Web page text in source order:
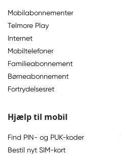
Mobilabonnementer
Telmore Play
Internet
Mobiltelefoner
Familieabonnement
Børneabonnement
Fortrydelsesret
Hjælp til mobil
Find PIN- og PUK-koder
Bestil nyt SIM-kort